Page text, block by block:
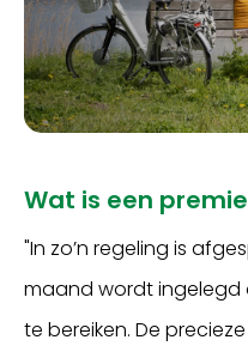
Wat is een
"In zo’n regeling is
maand wordt ingelegd
te bereiken. De